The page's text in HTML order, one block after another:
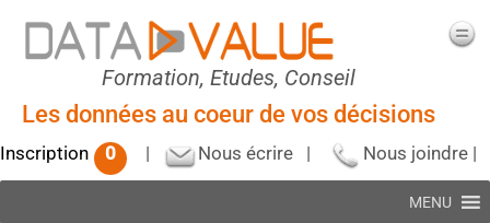
Formation, Etudes, Conseil
Les données au coeur de vos décisions
Inscription 0 | Nous écrire | Nous joindre |
MENU